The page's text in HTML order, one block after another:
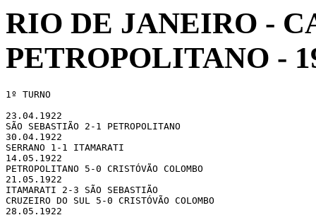
RIO DE JANEIRO -
PETROPOLITANO -
1º TURNO
23.04.1922
SÃO SEBASTIÃO 2-1 PETROPOLITANO
30.04.1922
SERRANO 1-1 ITAMARATI
14.05.1922
PETROPOLITANO 5-0 CRISTÓVÃO COLOMBO
21.05.1922
ITAMARATI 2-3 SÃO SEBASTIÃO
CRUZEIRO DO SUL 5-0 CRISTÓVÃO COLOMBO
28.05.1922